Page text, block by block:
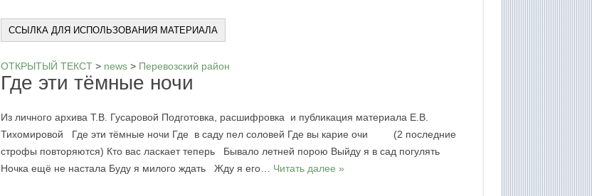
ССЫЛКА ДЛЯ ИСПОЛЬЗОВАНИЯ МАТЕРИАЛА
ОТКРЫТЫЙ ТЕКСТ > news > Перевозский район
Где эти тёмные ночи
Из личного архива Т.В. Гусаровой Подготовка, расшифровка и публикация материала Е.В.
Тихомировой Где эти тёмные ночи Где в саду пел соловей Где вы карие очи (2 последние
строфы повторяются) Кто вас ласкает теперь Бывало летней порою Выйду я в сад погулять
Ночка ещё не настала Буду я милого ждать Жду я его… Читать далее »